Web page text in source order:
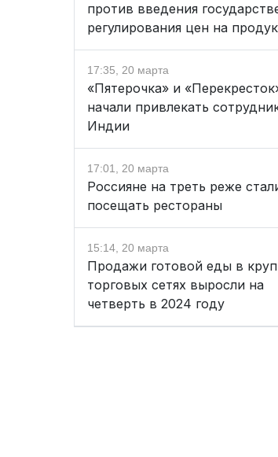
против введения
регулирования цен на
17:35, 20 марта
«Пятерочка» и
начали привлекать
Индии
17:01, 20 марта
Россияне на треть реже
посещать рестораны
15:14, 20 марта
Продажи готовой еды в
торговых сетях выросли на
четверть в 2024 году